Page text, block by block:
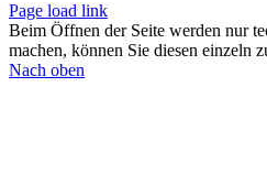
Page load link
Beim Öffnen der Seite werden nur
machen, können Sie diesen einzeln
Nach oben